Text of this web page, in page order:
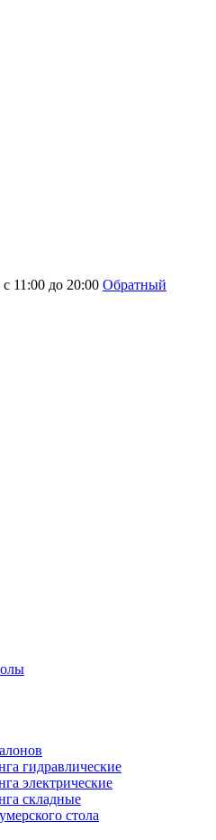
11:00 до 20:00 Обратный
гидравлические
электрические
складные
стола